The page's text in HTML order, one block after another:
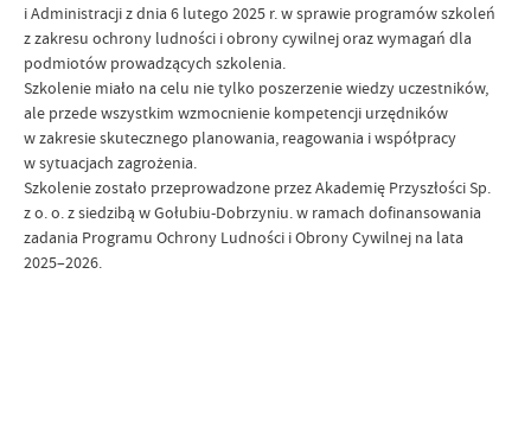
i Administracji z dnia 6 lutego 2025 r. w sprawie programów szkoleń
z zakresu ochrony ludności i obrony cywilnej oraz wymagań dla
podmiotów prowadzących szkolenia.
Szkolenie miało na celu nie tylko poszerzenie wiedzy uczestników,
ale przede wszystkim wzmocnienie kompetencji urzędników
w zakresie skutecznego planowania, reagowania i współpracy
w sytuacjach zagrożenia.
Szkolenie zostało przeprowadzone przez Akademię Przyszłości Sp.
z o. o. z siedzibą w Gołubiu-Dobrzyniu. w ramach dofinansowania
zadania Programu Ochrony Ludności i Obrony Cywilnej na lata
2025–2026.